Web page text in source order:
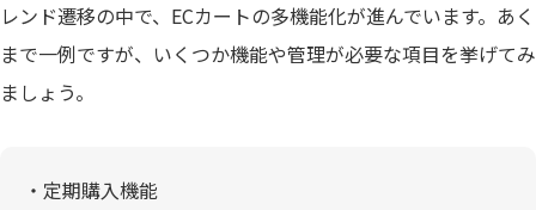
レンド遷移の中で、ECカートの多機能化が進んでいます。あく
まで一例ですが、いくつか機能や管理が必要な項目を挙げてみ
ましょう。
・定期購入機能